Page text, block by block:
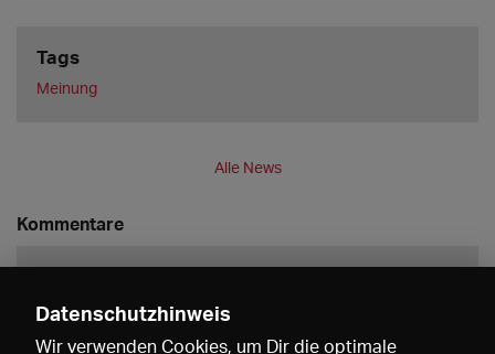
Tags
Meinung
Alle News
Kommentare
Datenschutzhinweis
Wir verwenden Cookies, um Dir die optimale